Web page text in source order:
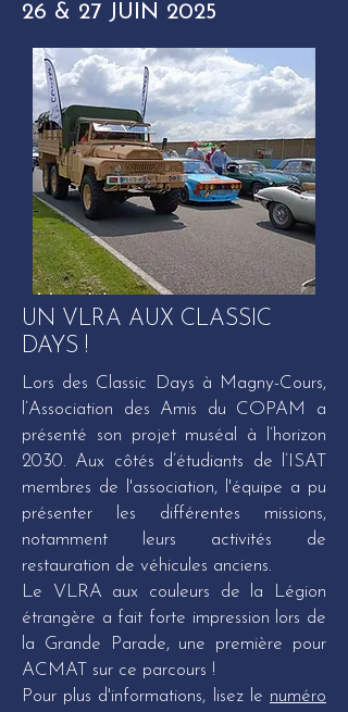
26 & 27 JUIN 2025
UN VLRA AUX CLASSIC
DAYS !
Lors des Classic Days à Magny-Cours,
l’Association des Amis du COPAM a
présenté son projet muséal à l’horizon
2030. Aux côtés d’étudiants de l’ISAT
membres de l'association, l'équipe a pu
présenter les différentes missions,
notamment leurs activités de
restauration de véhicules anciens.
Le VLRA aux couleurs de la Légion
étrangère a fait forte impression lors de
la Grande Parade, une première pour
ACMAT sur ce parcours !
Pour plus d'informations, lisez le numéro